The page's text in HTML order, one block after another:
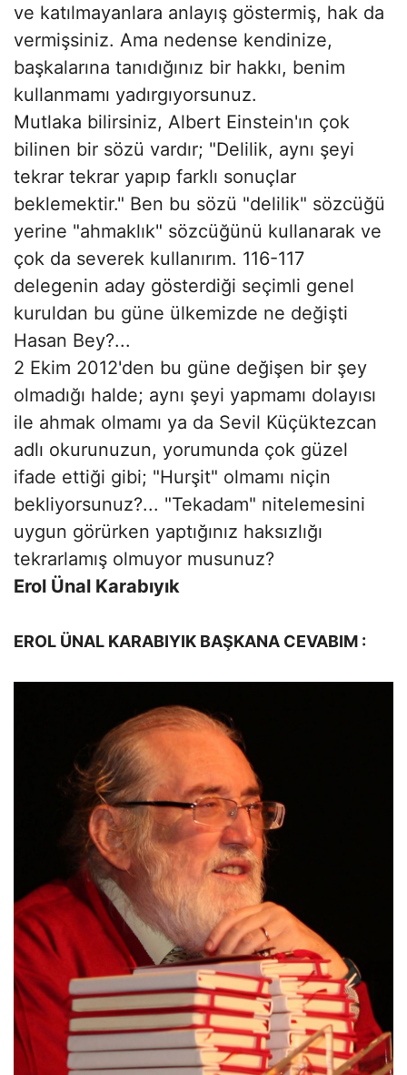
ve katılmayanlara anlayış göstermiş, hak da
vermişsiniz. Ama nedense kendinize,
başkalarına tanıdığınız bir hakkı, benim
kullanmamı yadırgıyorsunuz.
Mutlaka bilirsiniz, Albert Einstein'ın çok
bilinen bir sözü vardır; "Delilik, aynı şeyi
tekrar tekrar yapıp farklı sonuçlar
beklemektir." Ben bu sözü "delilik" sözcüğü
yerine "ahmaklık" sözcüğünü kullanarak ve
çok da severek kullanırım. 116-117
delegenin aday gösterdiği seçimli genel
kuruldan bu güne ülkemizde ne değişti
Hasan Bey?...
2 Ekim 2012'den bu güne değişen bir şey
olmadığı halde; aynı şeyi yapmamı dolayısı
ile ahmak olmamı ya da Sevil Küçüktezcan
adlı okurunuzun, yorumunda çok güzel
ifade ettiği gibi; "Hurşit" olmamı niçin
bekliyorsunuz?... "Tekadam" nitelemesini
uygun görürken yaptığınız haksızlığı
tekrarlamış olmuyor musunuz?
Erol Ünal Karabıyık
EROL ÜNAL KARABIYIK BAŞKANA CEVABIM :